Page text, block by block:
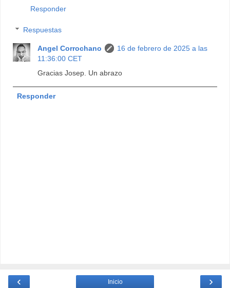
Responder
Respuestas
Angel Corrochano
16 de febrero de 2025 a las
11:36:00 CET
Gracias Josep. Un abrazo
Responder
‹ ›
Inicio